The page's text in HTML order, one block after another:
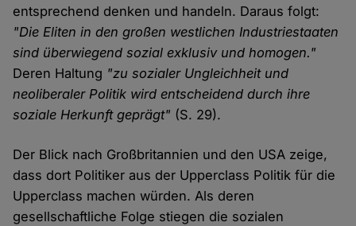
entsprechend denken und handeln. Daraus folgt:
"Die Eliten in den großen westlichen Industriestaaten
sind überwiegend sozial exklusiv und homogen."
Deren Haltung "zu sozialer Ungleichheit und
neoliberaler Politik wird entscheidend durch ihre
soziale Herkunft geprägt" (S. 29).
Der Blick nach Großbritannien und den USA zeige,
dass dort Politiker aus der Upperclass Politik für die
Upperclass machen würden. Als deren
gesellschaftliche Folge stiegen die sozialen